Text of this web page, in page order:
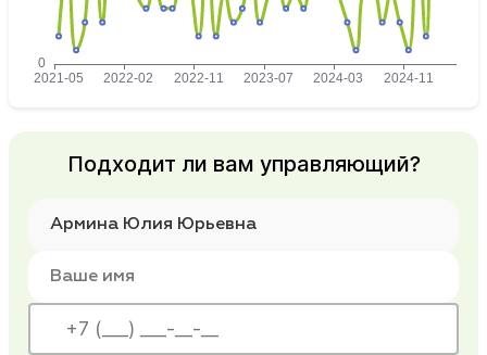
Подходит ли вам управляющий?